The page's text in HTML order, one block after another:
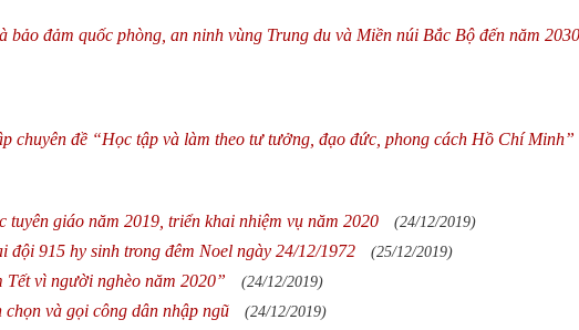
bảo đảm quốc phòng, an ninh vùng Trung du và Miền núi Bắc Bộ đến năm
chuyên đề “Học tập và làm theo tư tưởng, đạo đức, phong cách Hồ Chí Minh”
tuyên giáo năm 2019, triển khai nhiệm vụ năm 2020 (24/12/2019)
915 hy sinh trong đêm Noel ngày 24/12/1972 (25/12/2019)
Tết vì người nghèo năm 2020” (24/12/2019)
và gọi công dân nhập ngũ (24/12/2019)